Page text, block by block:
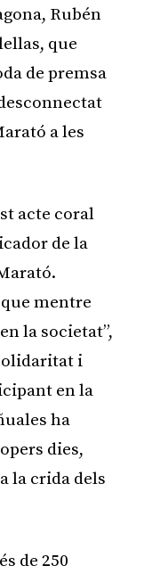
Rubén
que
de premsa
a les
acte coral
de la
mentre
la societat”,
i
en la
ha
dies,
la crida dels
de 250